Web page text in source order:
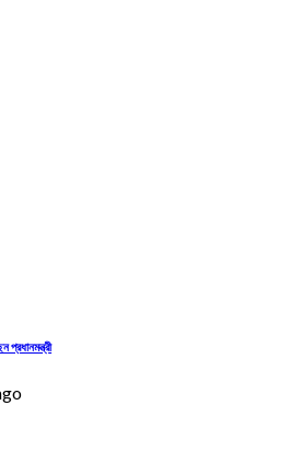
প্রধানমন্ত্রী